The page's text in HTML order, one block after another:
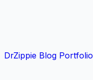
DrZippie Blog Portfolio